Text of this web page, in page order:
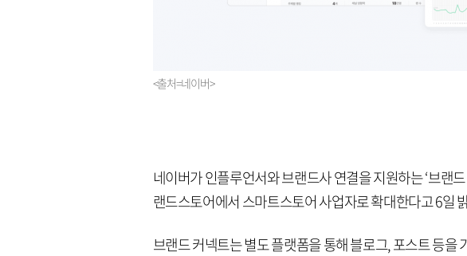
<출처=네이버>
네이버가 인플루언서와 브랜드사 연결을 지원하는 ‘브랜
랜드스토어에서 스마트스토어 사업자로 확대한다고 6일
브랜드 커넥트는 별도 플랫폼을 통해 블로그, 포스트 등을